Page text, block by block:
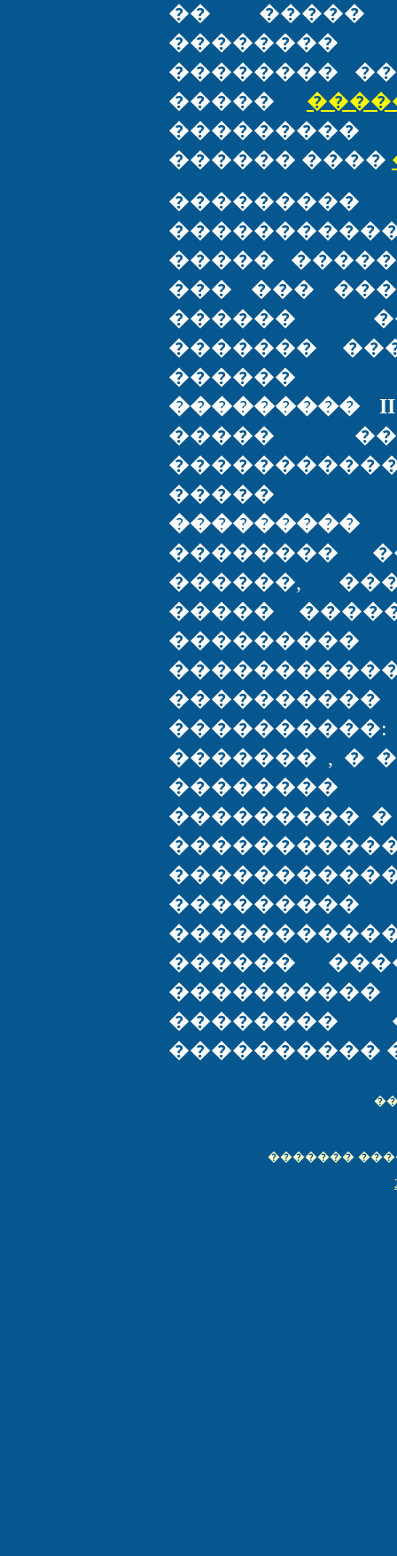
�� �����
��������
�����
������ ����
�����
��� ���
������
�������
������
���������
�����
�����
��������
������,
�����
������� , �
���������
������
����������
�������